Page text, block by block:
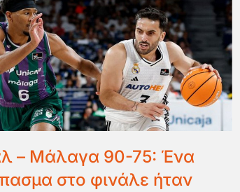
– Μάλαγα 90-75: Ένα
στο φινάλε ήταν